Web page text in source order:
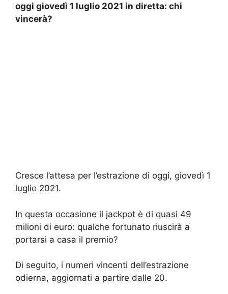
oggi giovedì 1 luglio 2021 in diretta: chi
vincerà?
Cresce l’attesa per l’estrazione di oggi, giovedì 1
luglio 2021.
In questa occasione il jackpot è di quasi 49
milioni di euro: qualche fortunato riuscirà a
portarsi a casa il premio?
Di seguito, i numeri vincenti dell’estrazione
odierna, aggiornati a partire dalle 20.